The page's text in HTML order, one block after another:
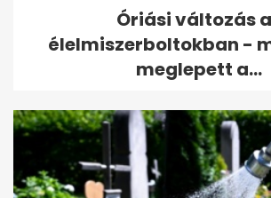
Óriási változás
élelmiszerboltokban -
meglepett a...